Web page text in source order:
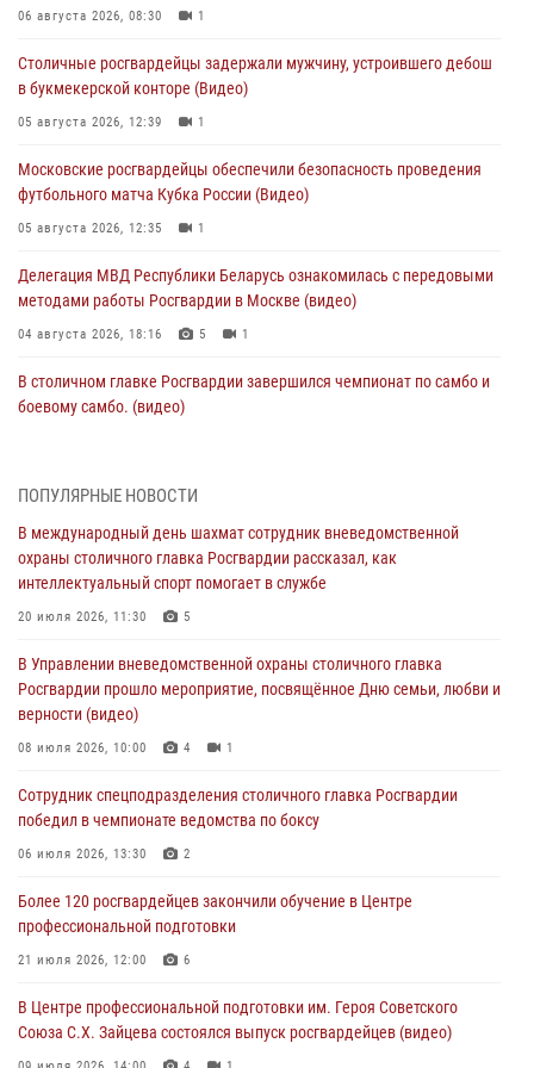
06 августа 2026, 08:30 1
Столичные росгвардейцы задержали мужчину, устроившего дебош
в букмекерской конторе (Видео)
05 августа 2026, 12:39 1
Московские росгвардейцы обеспечили безопасность проведения
футбольного матча Кубка России (Видео)
05 августа 2026, 12:35 1
Делегация МВД Республики Беларусь ознакомилась с передовыми
методами работы Росгвардии в Москве (видео)
04 августа 2026, 18:16 5 1
В столичном главке Росгвардии завершился чемпионат по самбо и
боевому самбо. (видео)
Офицер Росгвардии стал гостем прямого эфира на «Радио Москвы»
04 августа 2026, 12:28
В Москве росгвардейцы задержали подозреваемого в нападении
на охранника торгового центра (видео)
В Главном управлении Росгвардии по городу Москве подвели итоги
работы подразделений за прошедший месяц
03 августа 2026, 13:00
На востоке Москвы сотрудники Росгвардии задержали мужчину,
находящегося в федеральном розыске (видео)
03 августа 2026, 12:00
ПОПУЛЯРНЫЕ НОВОСТИ
В международный день шахмат сотрудник вневедомственной
охраны столичного главка Росгвардии рассказал, как
интеллектуальный спорт помогает в службе
20 июля 2026, 11:30 5
В Управлении вневедомственной охраны столичного главка
Росгвардии прошло мероприятие, посвящённое Дню семьи, любви и
верности (видео)
08 июля 2026, 10:00 4 1
Сотрудник спецподразделения столичного главка Росгвардии
победил в чемпионате ведомства по боксу
06 июля 2026, 13:30 2
Более 120 росгвардейцев закончили обучение в Центре
профессиональной подготовки
21 июля 2026, 12:00 6
В Центре профессиональной подготовки им. Героя Советского
Союза С.Х. Зайцева состоялся выпуск росгвардейцев (видео)